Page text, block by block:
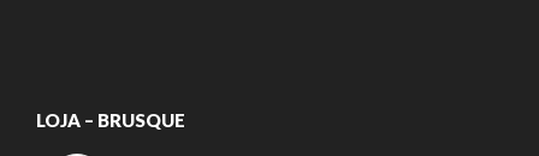
LOJA – BRUSQUE